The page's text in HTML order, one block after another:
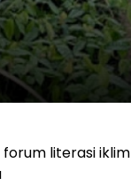
literasi iklim